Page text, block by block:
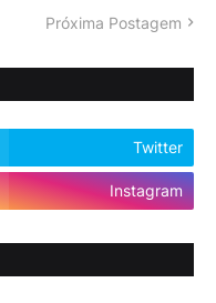
Próxima Postagem
Twitter
Instagram